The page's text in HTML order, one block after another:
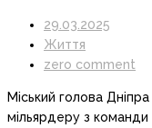
29.03.2025
Життя
zero comment
Міський голова
мільярдеру з